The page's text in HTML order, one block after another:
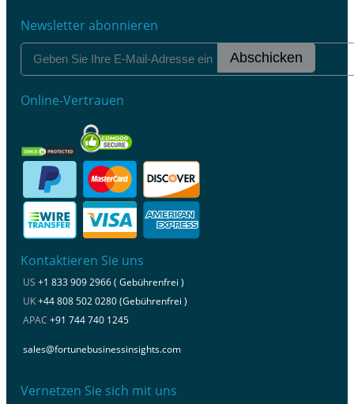
Newsletter abonnieren
Abschicken
Online-Vertrauen
Kontaktieren Sie uns
US +1 833 909 2966 ( Gebührenfrei )
UK+44 808 502 0280 (Gebührenfrei )
APAC +91 744 740 1245
sales@fortunebusinessinsights.com
Vernetzen Sie sich mit uns